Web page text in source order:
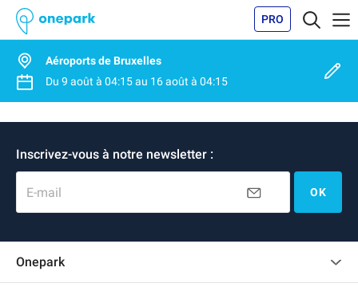
PRO
Aéroports de Bruxelles
Du 9 août à 04:15au 16 août à 04:15
Inscrivez-vous à notre newsletter :
E-mail OK
Onepark